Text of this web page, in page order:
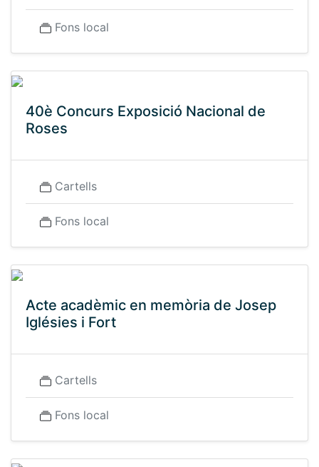
Fons local
40è Concurs Exposició Nacional de
Roses
Cartells
Fons local
Acte acadèmic en memòria de Josep
Iglésies i Fort
Cartells
Fons local